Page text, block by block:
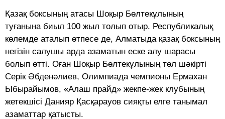
Қазақ боксының атасы Шоқыр Бөл­текұлының
туғанына биыл 100 жыл толып отыр. Республикалық
көлемде аталып өтпесе де, Алматыда қазақ боксының
негізін салушы арда азаматын еске алу шарасы
болып өтті. Оған Шоқыр Бөлтек­ұлының төл шәкірті
Серік Әбденәлиев, Олимпиада чемпионы Ермахан
Ыбы­райымов, «Алаш прайд» жекпе-жек клубының
жетекшісі Данияр Қасқарауов сияқты елге танымал
азаматтар қатысты.